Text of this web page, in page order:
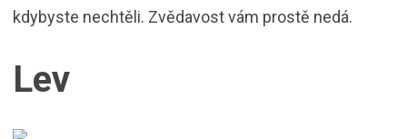
kdybyste nechtěli. Zvědavost vám prostě nedá.
Lev